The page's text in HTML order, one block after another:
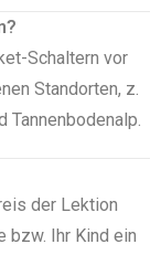
Schaltern vor
Standorten, z.
Tannenbodenalp.
der Lektion
bzw. Ihr Kind ein